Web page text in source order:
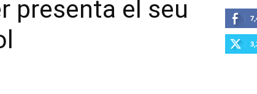
presenta el seu